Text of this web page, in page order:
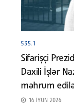
535.1
Sifarişçi
Daxili İşlər
məhrum
16 İYUN 2026